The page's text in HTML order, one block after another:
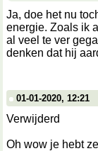
Ja, doe het nu
energie. Zoals ik
al veel te ver
denken dat hij
01-01-2020, 12:21
Verwijderd
Oh wow je hebt